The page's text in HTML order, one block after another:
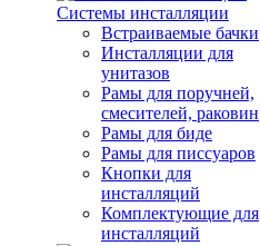
Системы инсталляции
Встраиваемые бачки
Инсталляции для
унитазов
Рамы для поручней,
смесителей, раковин
Рамы для биде
Рамы для писсуаров
Кнопки для
инсталляций
Комплектующие для
инсталляций